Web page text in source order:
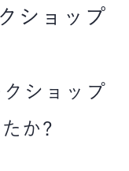
ショップ
ショップ
か?